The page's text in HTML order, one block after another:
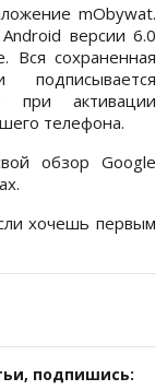
mObywat.
версии 6.0
сохраненная
при активации
телефона.
обзор Google
хочешь первым
подпишись: